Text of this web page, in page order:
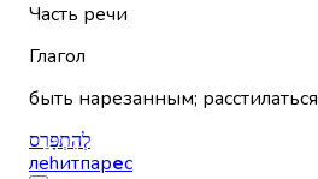
Часть речи
Глагол
быть нарезанным; расстилаться
לְהִתְפָּרֵס
леhитпарес